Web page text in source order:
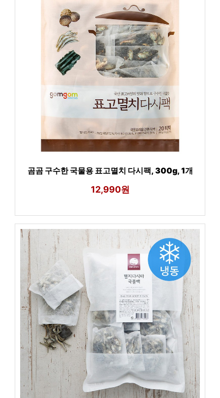
곰곰 구수한 국물용 표고멸치 다시팩, 300g, 1개
12,990원